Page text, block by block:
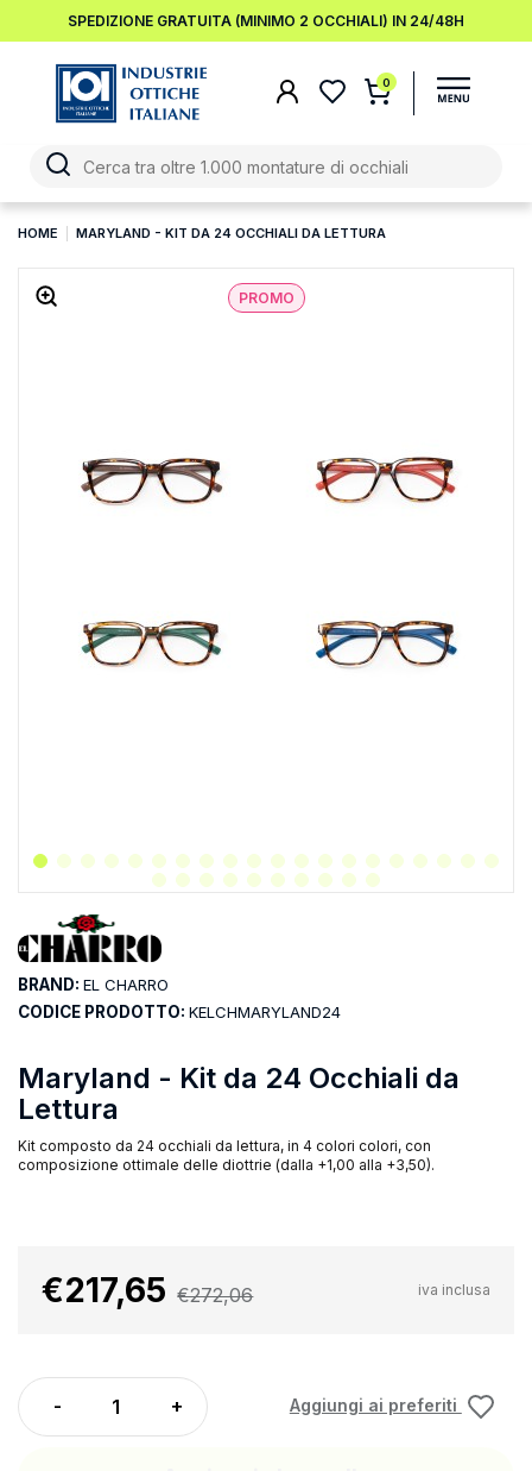
SPEDIZIONE GRATUITA (MINIMO 2 OCCHIALI) IN 24/48H
0
HOME MARYLAND - KIT DA 24 OCCHIALI DA LETTURA
PROMO
Maryland - Kit da 24 Occhiali da
Lettura
Kit composto da 24 occhiali da lettura, in 4 colori colori, con
composizione ottimale delle diottrie (dalla +1,00 alla +3,50).
BRAND: EL CHARRO
CODICE PRODOTTO: KELCHMARYLAND24
€217,65 €272,06 iva inclusa
Aggiungi ai preferiti